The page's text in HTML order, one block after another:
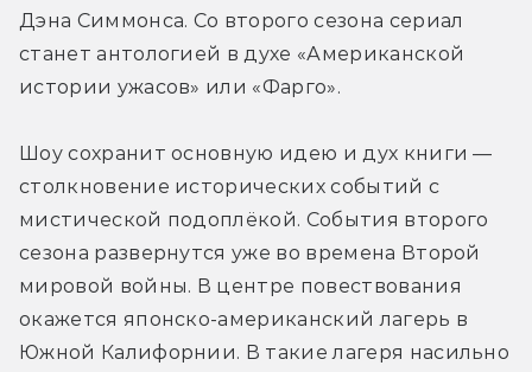
Дэна Симмонса. Со второго сезона сериал
станет антологией в духе «Американской
истории ужасов» или «Фарго».
Шоу сохранит основную идею и дух книги —
столкновение исторических событий с
мистической подоплёкой. События второго
сезона развернутся уже во времена Второй
мировой войны. В центре повествования
окажется японско-американский лагерь в
Южной Калифорнии. В такие лагеря насильно